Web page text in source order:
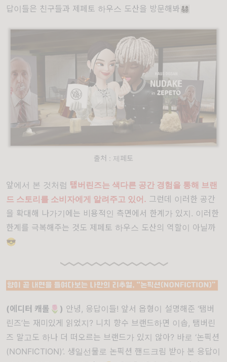
답이들은 친구들과 제페토 하우스 도산을 방문해봐👨‍👩‍👧‍👦
출처 : 제페토
앞에서 본 것처럼 탬버린즈는 색다른 공간 경험을 통해 브랜
드 스토리를 소비자에게 알려주고 있어. 그런데 이러한 공간
을 확대해 나가기에는 비용적인 측면에서 한계가 있지. 이러한
한계를 극복해주는 것도 제페토 하우스 도산의 역할이 아닐까
😎
(에디터 캐롤🌷) 안녕, 응답이들! 앞서 옵형이 설명해준 ‘탬버
린즈’는 재미있게 읽었지? 니치 향수 브랜드하면 이솝, 탬버린
즈 말고도 하나 더 떠오르는 브랜드가 있지 않아? 바로 ‘논픽션
(NONFICTION)’. 생일선물로 논픽션 핸드크림 받아 본 응답이